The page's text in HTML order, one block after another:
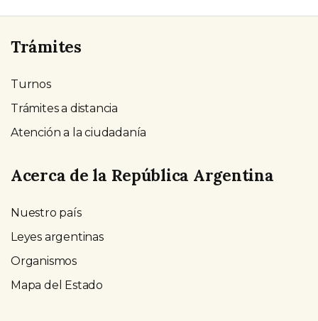
Trámites
Turnos
Trámites a distancia
Atención a la ciudadanía
Acerca de la República Argentina
Nuestro país
Leyes argentinas
Organismos
Mapa del Estado